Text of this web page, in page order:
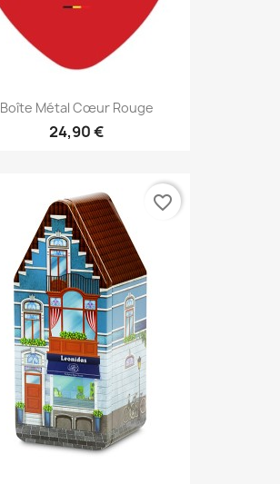
Boîte Métal Cœur Rouge
24,90 €
favorite_border